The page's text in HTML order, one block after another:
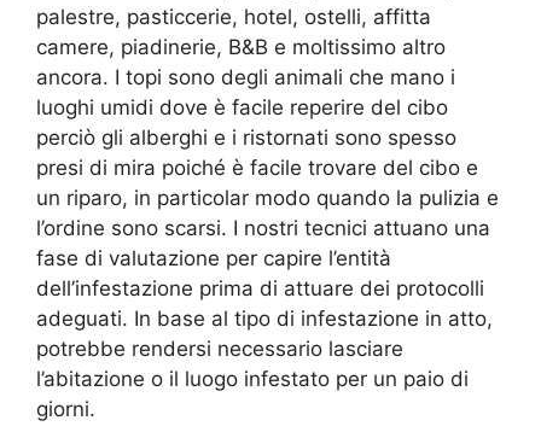
palestre, pasticcerie, hotel, ostelli, affitta
camere, piadinerie, B&B e moltissimo altro
ancora. I topi sono degli animali che mano i
luoghi umidi dove è facile reperire del cibo
perciò gli alberghi e i ristornati sono spesso
presi di mira poiché è facile trovare del cibo e
un riparo, in particolar modo quando la pulizia e
l’ordine sono scarsi. I nostri tecnici attuano una
fase di valutazione per capire l’entità
dell’infestazione prima di attuare dei protocolli
adeguati. In base al tipo di infestazione in atto,
potrebbe rendersi necessario lasciare
l’abitazione o il luogo infestato per un paio di
giorni.